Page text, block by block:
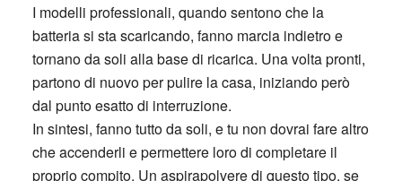
I modelli professionali, quando sentono che la
batteria si sta scaricando, fanno marcia indietro e
tornano da soli alla base di ricarica. Una volta pronti,
partono di nuovo per pulire la casa, iniziando però
dal punto esatto di interruzione.
In sintesi, fanno tutto da soli, e tu non dovrai fare altro
che accenderli e permettere loro di completare il
proprio compito. Un aspirapolvere di questo tipo, se